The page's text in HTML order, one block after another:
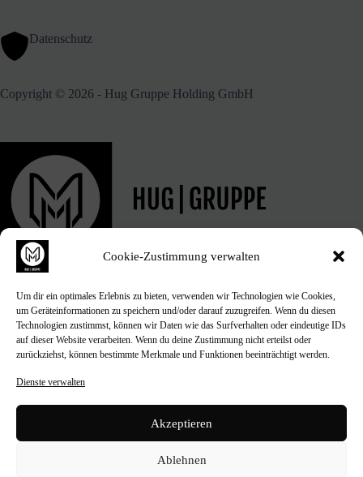
Cookie-Zustimmung verwalten
Um dir ein optimales Erlebnis zu bieten, verwenden wir Technologien wie Cookies,
um Geräteinformationen zu speichern und/oder darauf zuzugreifen. Wenn du diesen
Technologien zustimmst, können wir Daten wie das Surfverhalten oder eindeutige IDs
auf dieser Website verarbeiten. Wenn du deine Zustimmung nicht erteilst oder
zurückziehst, können bestimmte Merkmale und Funktionen beeinträchtigt werden.
Dienste verwalten
Akzeptieren
Ablehnen
Datenschutz
Copyright © 2026 - Hug Gruppe Holding GmbH